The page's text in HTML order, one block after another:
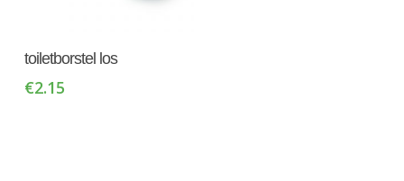
Toevoegen Aan
toiletborstel los
€2.15